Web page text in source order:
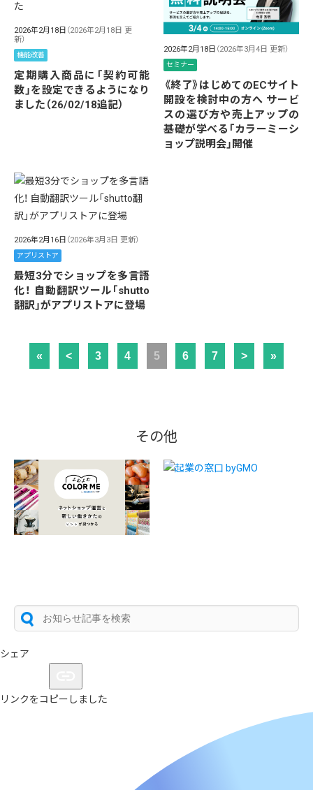
2026年2月18日 （2026年2月18日 更
新）
機能改善
定期購入商品に「契約可能
数」を設定できるようになり
ました（26/02/18追記）
2026年2月18日 （2026年3月4日 更新）
セミナー
《終了》はじめてのECサイト
開設を検討中の方へ サービ
スの選び方や売上アップの
基礎が学べる「カラーミーシ
ョップ説明会」開催
2026年2月16日 （2026年3月3日 更新）
アプリストア
最短3分でショップを多言語
化！ 自動翻訳ツール「shutto
翻訳」がアプリストアに登場
« < 3 4 5 6 7 > »
その他
シェア
リンクをコピーしました